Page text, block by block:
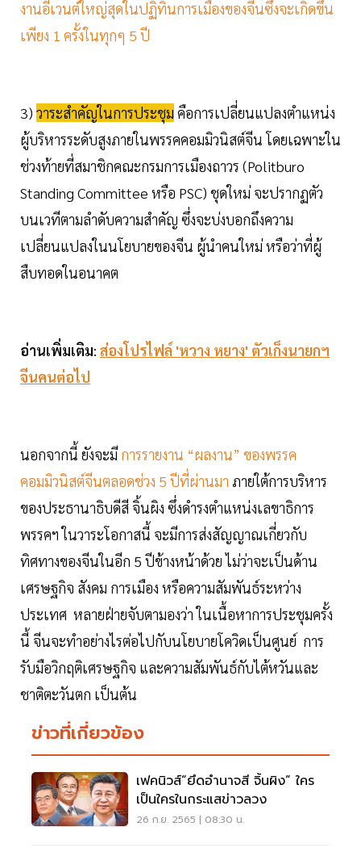
งานอีเวนต์ใหญ่สุดในปฏิทินการเมืองของจีนซึ่งจะเกิดขึ้น
เพียง 1 ครั้งในทุกๆ 5 ปี
3) วาระสำคัญในการประชุม คือการเปลี่ยนแปลงตำแหน่ง
ผู้บริหารระดับสูงภายในพรรคคอมมิวนิสต์จีน โดยเฉพาะใน
ช่วงท้ายที่สมาชิกคณะกรมการเมืองถาวร (Politburo
Standing Committee หรือ PSC) ชุดใหม่ จะปรากฏตัว
บนเวทีตามลำดับความสำคัญ ซึ่งจะบ่งบอกถึงความ
เปลี่ยนแปลงในนโยบายของจีน ผู้นำคนใหม่ หรือว่าที่ผู้
สืบทอดในอนาคต
อ่านเพิ่มเติม: ส่องโปรไฟล์ 'หวาง หยาง' ตัวเก็งนายกฯ
จีนคนต่อไป
นอกจากนี้ ยังจะมี การรายงาน “ผลงาน” ของพรรค
คอมมิวนิสต์จีนตลอดช่วง 5 ปีที่ผ่านมา ภายใต้การบริหาร
ของประธานาธิบดีสี จิ้นผิง ซึ่งดำรงตำแหน่งเลขาธิการ
พรรคฯ ในวาระโอกาสนี้ จะมีการส่งสัญญาณเกี่ยวกับ
ทิศทางของจีนในอีก 5 ปีข้างหน้าด้วย ไม่ว่าจะเป็นด้าน
เศรษฐกิจ สังคม การเมือง หรือความสัมพันธ์ระหว่าง
ประเทศ หลายฝ่ายจับตามองว่า ในเนื้อหาการประชุมครั้ง
นี้ จีนจะทำอย่างไรต่อไปกับนโยบายโควิดเป็นศูนย์ การ
รับมือวิกฤติเศรษฐกิจ และความสัมพันธ์กับไต้หวันและ
ชาติตะวันตก เป็นต้น
ข่าวที่เกี่ยวข้อง
เฟคนิวส์“ยึดอำนาจสี จิ้นผิง” ใคร
เป็นใครในกระแสข่าวลวง
26 ก.ย. 2565 | 08:30 น.